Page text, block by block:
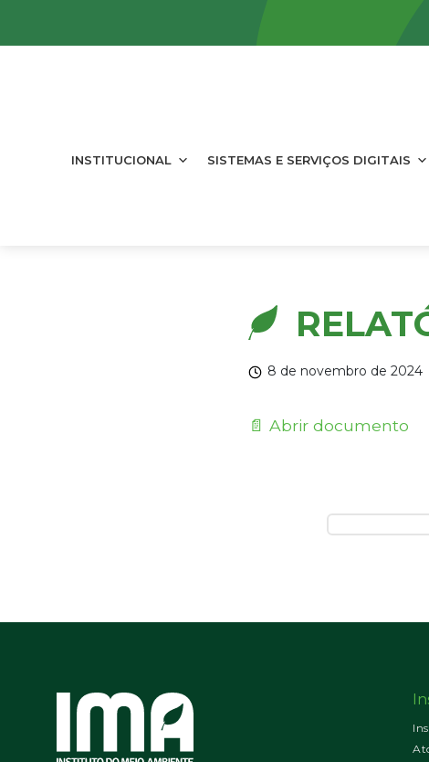
INSTITUCIONAL SISTEMAS E SERVIÇOS DIGITAIS
8 de novembro de 2024
📄 Abrir documento